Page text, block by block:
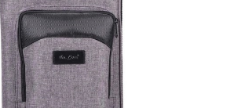
パーカッション
電子ピアノ